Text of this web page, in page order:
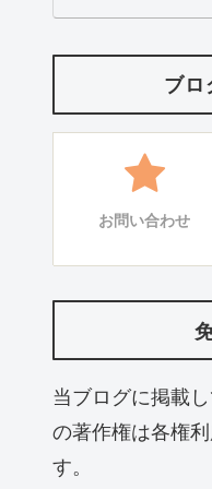
ブロ
お問い合わせ
当ブログに掲載
の著作権は各権
す。